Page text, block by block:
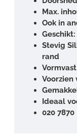
Max.
Ook in
Stevig
rand
Vormvast
Voorzien
Ideaal
020 7870